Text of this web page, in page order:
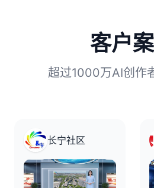
客户
超过1000万AI创作
长宁社区